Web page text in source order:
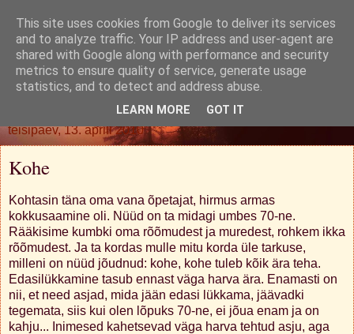
Oh. Jah. Muidugi.
teisipäev, 13. aprill 2010
Kohe
Kohtasin täna oma vana õpetajat, hirmus armas
kokkusaamine oli. Nüüd on ta midagi umbes 70-ne.
Rääkisime kumbki oma rõõmudest ja muredest, rohkem ikka
rõõmudest. Ja ta kordas mulle mitu korda üle tarkuse,
milleni on nüüd jõudnud: kohe, kohe tuleb kõik ära teha.
Edasilükkamine tasub ennast väga harva ära. Enamasti on
nii, et need asjad, mida jään edasi lükkama, jäävadki
tegemata, siis kui olen lõpuks 70-ne, ei jõua enam ja on
kahju... Inimesed kahetsevad väga harva tehtud asju, aga
This site uses cookies from Google to deliver its services
and to analyze traffic. Your IP address and user-agent are
shared with Google along with performance and security
metrics to ensure quality of service, generate usage
statistics, and to detect and address abuse.
LEARN MORE GOT IT